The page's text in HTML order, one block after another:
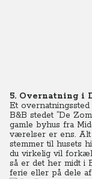
5. Overnatning i
Et
B&B stedet ”De
gamle byhus fra
værelser er ens. Alt
stemmer til husets
du virkelig vil
så er det her midt i
ferie eller på dele